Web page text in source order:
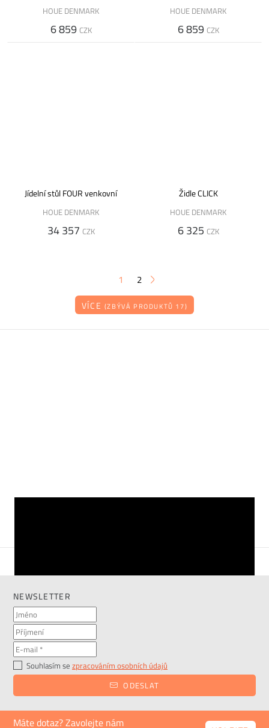
HOUE DENMARK
6 859 CZK
HOUE DENMARK
6 859 CZK
Jídelní stůl FOUR venkovní
HOUE DENMARK
34 357 CZK
Židle CLICK
HOUE DENMARK
6 325 CZK
1 2
VÍCE (ZBÝVÁ PRODUKTŮ 17)
NEWSLETTER
Souhlasím se zpracováním osobních údajů
ODESLAT
Máte dotaz? Zavolejte nám